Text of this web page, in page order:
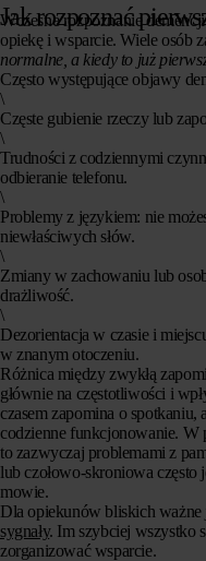
Jak rozpoznać
Wczesne rozpoznanie
opiekę i wsparcie. Wiele osób
normalne, a kiedy to już
Często występujące objawy
\
Częste gubienie rzeczy lub
\
Trudności z codziennymi
odbieranie telefonu.
\
Problemy z językiem: nie
niewłaściwych słów.
\
Zmiany w zachowaniu lub
drażliwość.
\
Dezorientacja w czasie i
w znanym otoczeniu.
Różnica między zwykłą
głównie na częstotliwości i
czasem zapomina o
codzienne funkcjonowanie. W
to zazwyczaj problemami z
lub czołowo-skroniowa często
mowie.
Dla opiekunów bliskich
sygnały. Im szybciej wszystko
zorganizować wsparcie.